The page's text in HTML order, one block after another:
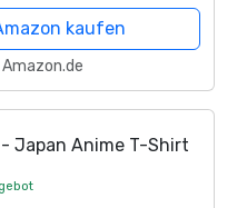
kaufen
Amazon.de
- Japan Anime T-Shirt